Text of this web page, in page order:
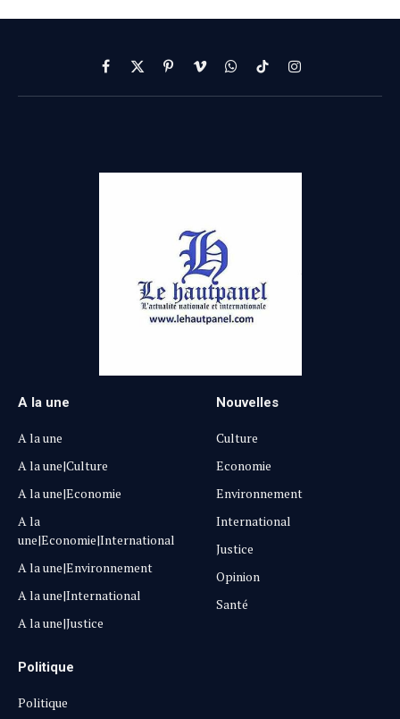
Facebook
X
(Twitter)
PinterestVimeoWhatsApp
TikTokInstagram
A la une
A la une
A la une|Culture
A la une|Economie
A la
une|Economie|International
A la une|Environnement
A la une|International
A la une|Justice
Nouvelles
Culture
Economie
Environnement
International
Justice
Opinion
Santé
Politique
Politique